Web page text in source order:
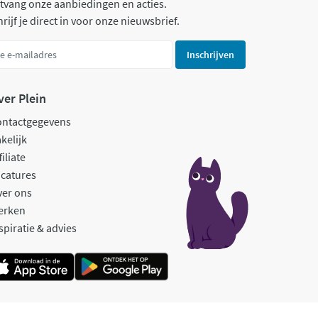
onze aanbiedingen en acties.
je direct in voor onze nieuwsbrief.
Inschrijven
Plein
ons
& advies